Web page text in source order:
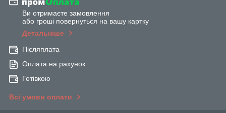
Ви отримаєте замовлення
або гроші повернуться на вашу картку
Детальніше
Післяплата
Оплата на рахунок
Готівкою
Всі умови оплати